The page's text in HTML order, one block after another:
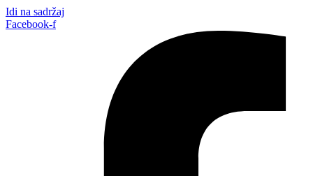
Idi na sadržaj
Facebook-f